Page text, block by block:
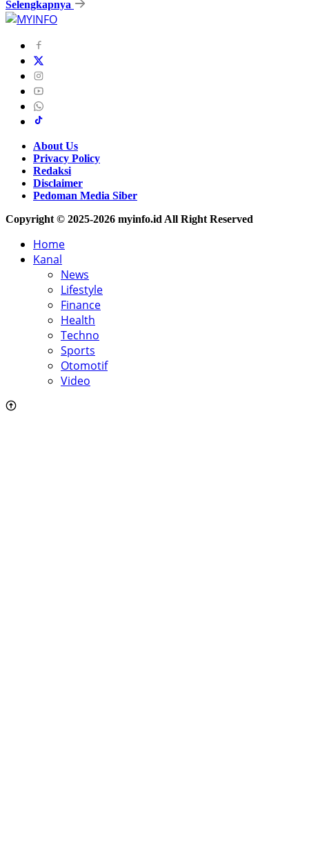
Selengkapnya
About Us
Privacy Policy
Redaksi
Disclaimer
Pedoman Media Siber
Copyright © 2025-2026 myinfo.id All Right Reserved
Home
Kanal
News
Lifestyle
Finance
Health
Techno
Sports
Otomotif
Video